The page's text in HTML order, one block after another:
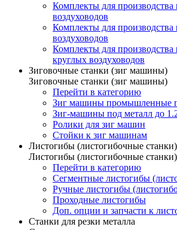
Комплекты для производства
воздуховодов
Комплекты для
воздуховодов
Комплекты для
круглых воздуховодов
Зиговочные станки (зиг машины)
Зиговочные станки (зиг машины)
Перейти в категорию
Зиг машины промышленные
Зиг-машины под металл до
Ролики для зиг машин
Стойки к зиг машинам
Листогибы (листогибочные станки)
Листогибы (листогибочные станки)
Перейти в категорию
Сегментные листогибы
Ручные листогибы
Проходные листогибы
Доп. опции и запчасти к
Станки для резки металла